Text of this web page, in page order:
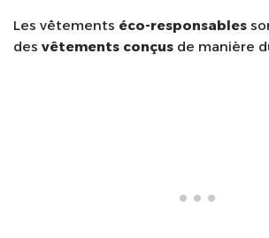
Les vêtements éco-responsables
des vêtements conçus de manière